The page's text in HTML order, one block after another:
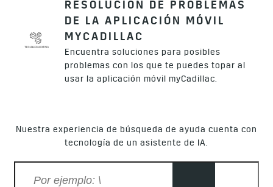
RESOLUCIÓN DE PROBLEMAS
DE LA APLICACIÓN MÓVIL
MYCADILLAC
Encuentra soluciones para posibles
problemas con los que te puedes topar al
usar la aplicación móvil myCadillac.
Nuestra experiencia de búsqueda de ayuda cuenta con
tecnología de un asistente de IA.